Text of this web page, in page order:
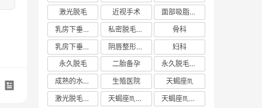
激光脱毛
近视手术
面部吸脂多少钱
乳房下垂矫正价格
私密脱毛方法
骨科
乳房下垂矫正费用
阴唇整形手术多少钱
妇科
永久脱毛
二胎备孕
永久脱毛方法
成熟的水蜜桃
生殖医院
天蝎座♏️
激光脱毛价格
天蝎座♏️女生 天蝎座♏️男生